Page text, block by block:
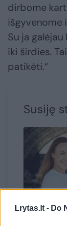
Lrytas.lt - Do
dirbome
išgyvenome
Su ja
iki širdies.
patikėti.“
Susiję